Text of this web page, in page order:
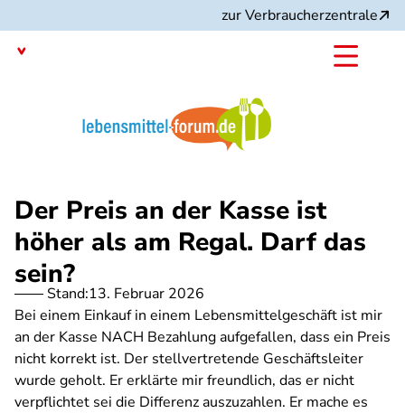
zum
Inhalt
zur Verbraucherzentrale
Der Preis an der Kasse ist
höher als am Regal. Darf das
sein?
Stand:13. Februar 2026
Bei einem Einkauf in einem Lebensmittelgeschäft ist mir
an der Kasse NACH Bezahlung aufgefallen, dass ein Preis
nicht korrekt ist. Der stellvertretende Geschäftsleiter
wurde geholt. Er erklärte mir freundlich, das er nicht
verpflichtet sei die Differenz auszuzahlen. Er mache es